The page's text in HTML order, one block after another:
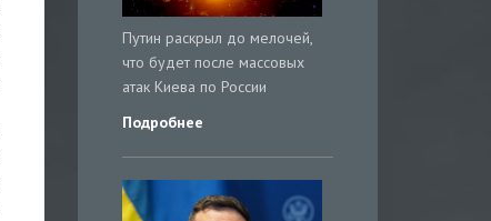
Путин раскрыл до мелочей,
что будет после массовых
атак Киева по России
Подробнее